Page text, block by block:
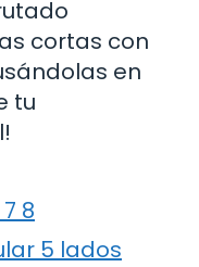
cortas con
en
tu
8
5 lados